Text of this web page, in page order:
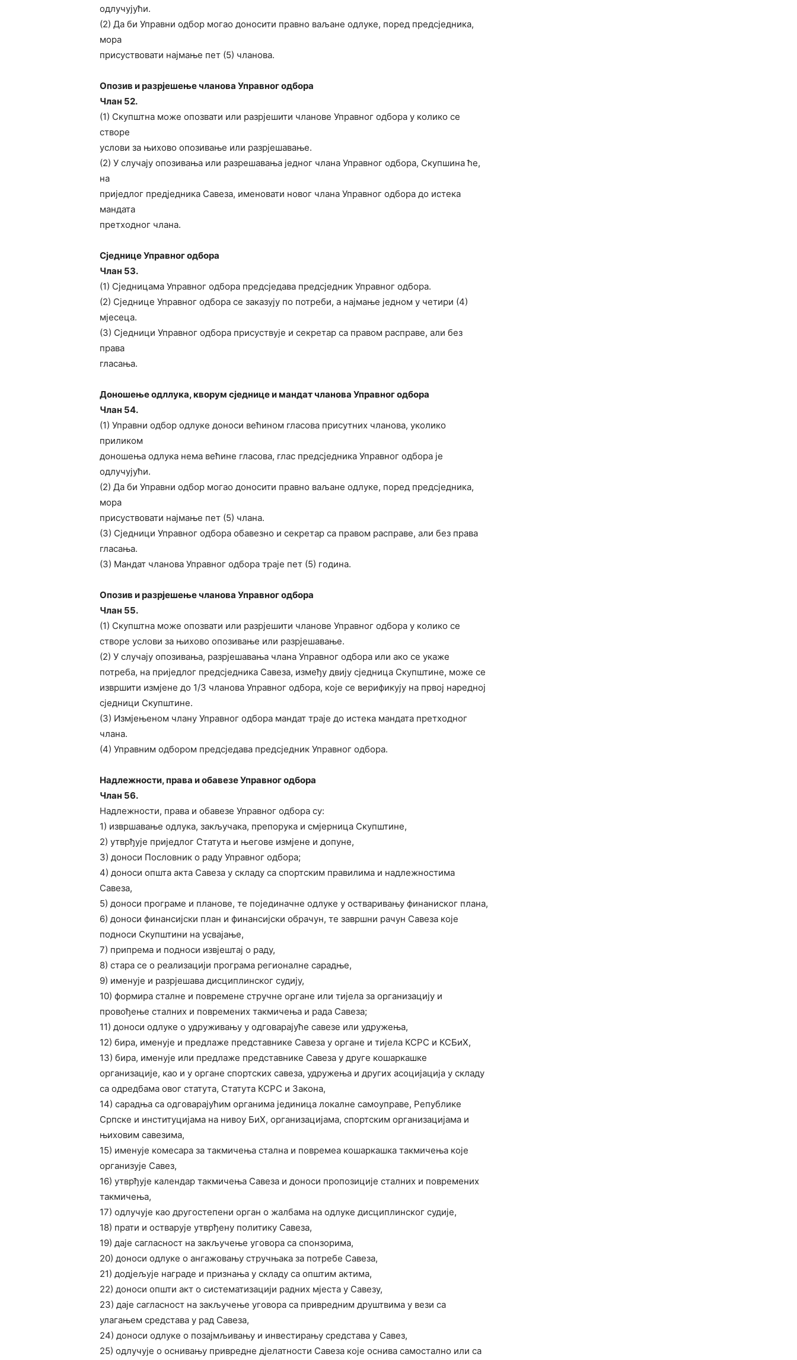
одлучујући.
(2) Да би Управни одбор могао доносити правно ваљане одлуке, поред предсједника,
мора
присуствовати најмање пет (5) чланова.
Опозив и разрјешење чланова Управног одбора
Члан 52.
(1) Скупштна може опозвати или разрјешити чланове Управног одбора у колико се
створе
услови за њихово опозивање или разрјешавање.
(2) У случају опозивања или разрешавања једног члана Управног одбора, Скупшина ће,
на
приједлог предједника Савеза, именовати новог члана Управног одбора до истека
мандата
претходног члана.
Сједнице Управног одбора
Члан 53.
(1) Сједницама Управног одбора предсједава предсједник Управног одбора.
(2) Сједнице Управног одбора се заказују по потреби, а најмање једном у четири (4)
мјесеца.
(3) Сједници Управног одбора присуствује и секретар са правом расправе, али без
права
гласања.
Доношење одллука, кворум сједнице и мандат чланова Управног одбора
Члан 54.
(1) Управни одбор одлуке доноси већином гласова присутних чланова, уколико
приликом
доношења одлука нема већине гласова, глас предсједника Управног одбора је
одлучујући.
(2) Да би Управни одбор могао доносити правно ваљане одлуке, поред предсједника,
мора
присуствовати најмање пет (5) члана.
(3) Сједници Управног одбора обавезно и секретар са правом расправе, али без права
гласања.
(3) Мандат чланова Управног одбора траје пет (5) година.
Опозив и разрјешење чланова Управног одбора
Члан 55.
(1) Скупштна може опозвати или разрјешити чланове Управног одбора у колико се
створе услови за њихово опозивање или разрјешавање.
(2) У случају опозивања, разрјешавања члана Управног одбора или ако се укаже
потреба, на приједлог предсједника Савеза, између двију сједница Скупштине, може се
извршити измјене до 1/3 чланова Управног одбора, које се верификују на првој наредној
сједници Скупштине.
(3) Измјењеном члану Управног одбора мандат траје до истека мандата претходног
члана.
(4) Управним одбором предсједава предсједник Управног одбора.
Надлежности, права и обавезе Управног одбора
Члан 56.
Надлежности, права и обавезе Управног одбора су:
1) извршавање одлука, закључака, препорука и смјерница Скупштине,
2) утврђује приједлог Статута и његове измјене и допуне,
3) доноси Пословник о раду Управног одбора;
4) доноси општа акта Савеза у складу са спортским правилима и надлежностима
Савеза,
5) доноси програме и планове, те појединачне одлуке у остваривању финаниског плана,
6) доноси финансијски план и финансијски обрачун, те завршни рачун Савеза које
подноси Скупштини на усвајање,
7) припрема и подноси извјештај о раду,
8) стара се о реализацији програма регионалне сарадње,
9) именује и разрјешава дисциплинског судију,
10) формира сталне и повремене стручне органе или тијела за организацију и
провођење сталних и повремених такмичења и рада Савеза;
11) доноси одлуке о удруживању у одговарајуће савезе или удружења,
12) бира, именује и предлаже представнике Савеза у органе и тијела КСРС и КСБиХ,
13) бира, именује или предлаже представнике Савеза у друге кошаркашке
организације, као и у органе спортских савеза, удружења и других асоцијација у складу
са одредбама овог статута, Статута КСРС и Закона,
14) сарадња са одговарајућим органима јединица локалне самоуправе, Републике
Српске и институцијама на нивоу БиХ, организацијама, спортским организацијама и
њиховим савезима,
15) именује комесара за такмичења стална и повремеа кошаркашка такмичења које
организује Савез,
16) утврђује календар такмичења Савеза и доноси пропозиције сталних и повремених
такмичења,
17) одлучује као другостепени орган о жалбама на одлуке дисциплинског судије,
18) прати и остварује утврђену политику Савеза,
19) даје сагласност на закључење уговора са спонзорима,
20) доноси одлуке о ангажовању стручњака за потребе Савеза,
21) додјељује награде и признања у складу са општим актима,
22) доноси општи акт о систематизацији радних мјеста у Савезу,
23) даје сагласност на закључење уговора са привредним друштвима у вези са
улагањем средстава у рад Савеза,
24) доноси одлуке о позајмљивању и инвестирању средстава у Савез,
25) одлучује о оснивању привредне дјелатности Савеза које оснива самостално или са